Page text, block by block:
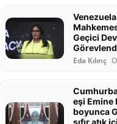
Geçici
Eda Kılınç
eşi Emine
boyunca